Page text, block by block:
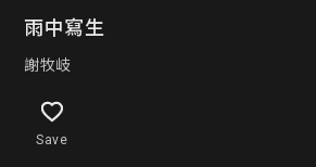
雨中寫生
謝牧岐
Save